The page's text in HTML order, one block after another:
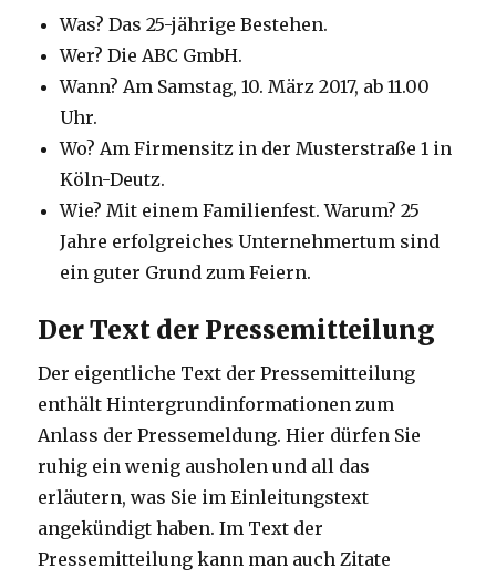
Was? Das 25-jährige Bestehen.
Wer? Die ABC GmbH.
Wann? Am Samstag, 10. März 2017, ab 11.00
Uhr.
Wo? Am Firmensitz in der Musterstraße 1 in
Köln-Deutz.
Wie? Mit einem Familienfest. Warum? 25
Jahre erfolgreiches Unternehmertum sind
ein guter Grund zum Feiern.
Der Text der Pressemitteilung
Der eigentliche Text der Pressemitteilung
enthält Hintergrundinformationen zum
Anlass der Pressemeldung. Hier dürfen Sie
ruhig ein wenig ausholen und all das
erläutern, was Sie im Einleitungstext
angekündigt haben. Im Text der
Pressemitteilung kann man auch Zitate